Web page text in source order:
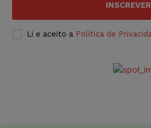
INSCREVER
Li e aceito a Política de